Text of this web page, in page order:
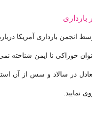
انجمن بارداری آمریکا
خوراکی نا ایمن شناخته نمی
در سالاد و سس از آن
نمایید.